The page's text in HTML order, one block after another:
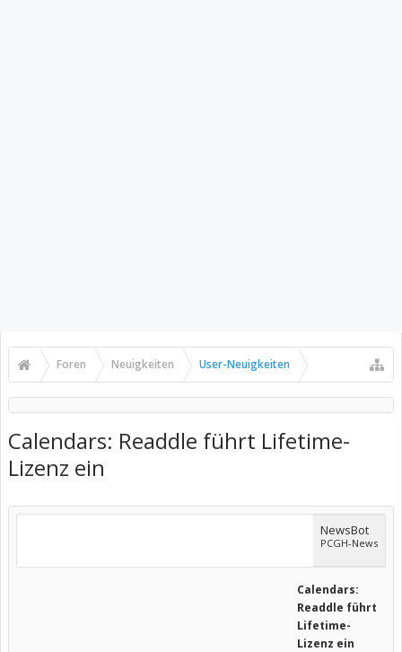
Foren Neuigkeiten User-Neuigkeiten
Calendars: Readdle führt Lifetime-
Lizenz ein
NewsBot
PCGH-News
Calendars:
Readdle führt
Lifetime-
Lizenz ein